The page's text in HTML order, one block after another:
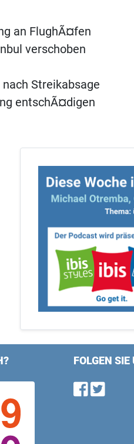
an FlughÃ¤fen
verschoben
Streikabsage
entschÃ¤digen
FOLGEN SIE
Find